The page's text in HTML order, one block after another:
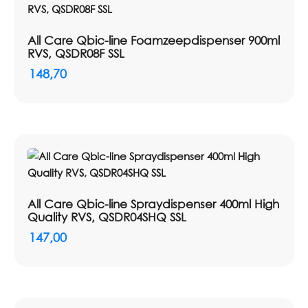
Toepassing: Systeemvulling
oppervlakte desinfectie alcohol)
Dosering: 0,5 ml per slag
Inhoud: 800 ml
All Care Qbic-line Foamzeepdispenser 900ml
RVS, QSDR08F SSL
148,70
All Care Qbic-line Spraydispenser 400ml High
Quality RVS, QSDR04SHQ SSL
147,00